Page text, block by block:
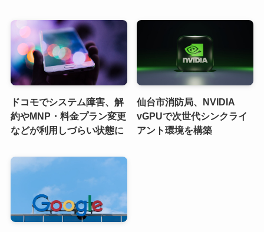
ドコモでシステム障害、解
約やMNP・料金プラン変更
などが利用しづらい状態に
仙台市消防局、NVIDIA
vGPUで次世代シンクライ
アント環境を構築